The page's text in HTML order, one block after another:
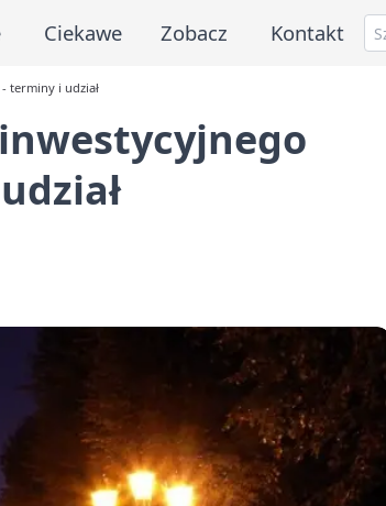
Ciekawe Zobacz Kontakt
terminy i udział